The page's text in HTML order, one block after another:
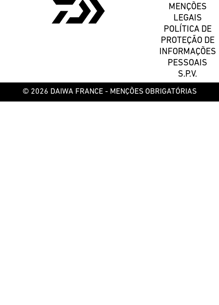
MENÇÕES
LEGAIS
POLÍTICA DE
PROTEÇÃO DE
INFORMAÇÕES
PESSOAIS
S.P.V.
© 2026 DAIWA FRANCE - MENÇÕES OBRIGATÓRIAS